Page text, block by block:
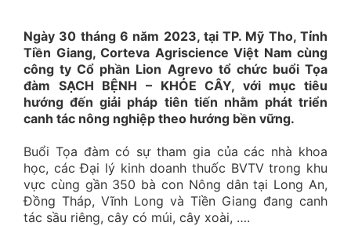
Ngày 30 tháng 6 năm 2023, tại TP. Mỹ Tho, Tỉnh
Tiền Giang, Corteva Agriscience Việt Nam cùng
công ty Cổ phần Lion Agrevo tổ chức buổi Tọa
đàm SẠCH BỆNH – KHỎE CÂY, với mục tiêu
hướng đến giải pháp tiên tiến nhằm phát triển
canh tác nông nghiệp theo hướng bền vững.
Buổi Tọa đàm có sự tham gia của các nhà khoa
học, các Đại lý kinh doanh thuốc BVTV trong khu
vực cùng gần 350 bà con Nông dân tại Long An,
Đồng Tháp, Vĩnh Long và Tiền Giang đang canh
tác sầu riêng, cây có múi, cây xoài, ….